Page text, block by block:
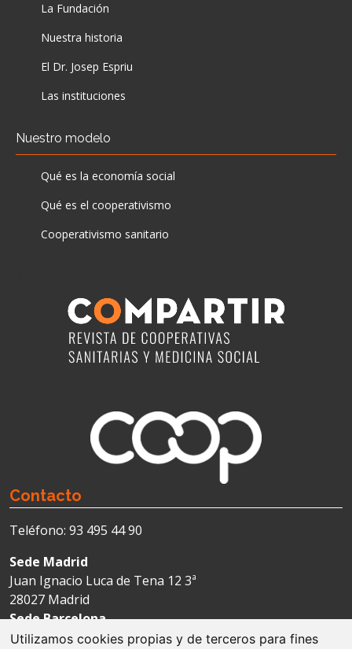
Utilizamos cookies propias y de terceros para fines
La Fundación
Nuestra historia
El Dr. Josep Espriu
Las instituciones
Nuestro modelo
Qué es la economía social
Qué es el cooperativismo
Cooperativismo sanitario
Contacto
Teléfono: 93 495 44 90
Sede Madrid
Juan Ignacio Luca de Tena 12 3ª
28027 Madrid
Sede Barcelona
Avda. Josep Tarradellas 123-127 4ª